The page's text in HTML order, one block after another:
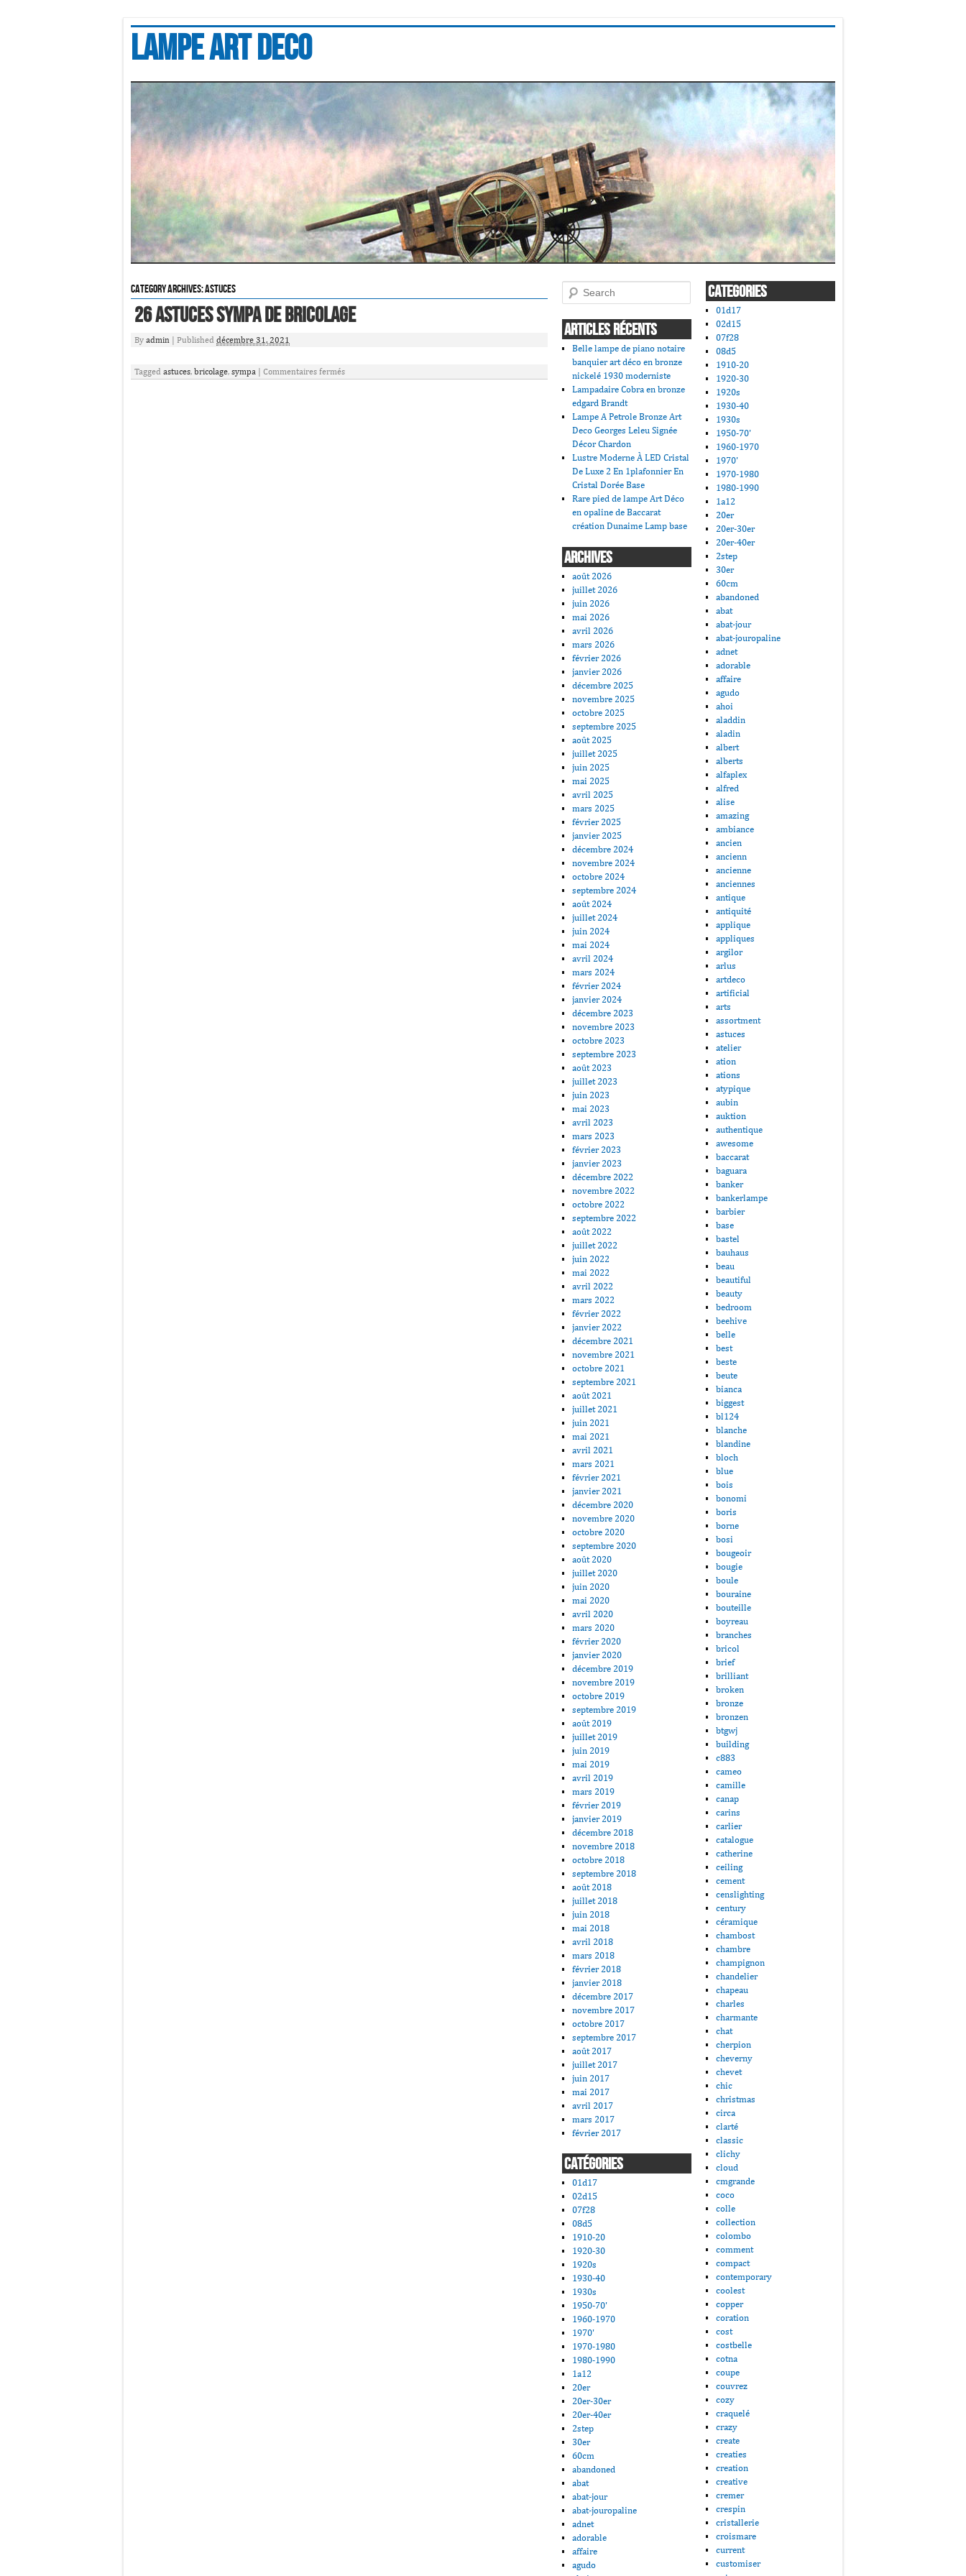
Lampe art deco
Category Archives:astuces
26 Astuces Sympa De Bricolage
By admin Published décembre 31, 2021
Tagged astuces, bricolage, sympa Commentaires fermés
Search
ARTICLES RÉCENTS
Belle lampe de piano notaire
banquier art déco en bronze
nickelé 1930 moderniste
Lampadaire Cobra en bronze
edgard Brandt
Lampe A Petrole Bronze Art
Deco Georges Leleu Signée
Décor Chardon
Lustre Moderne À LED Cristal
De Luxe 2 En 1plafonnier En
Cristal Dorée Base
Rare pied de lampe Art Déco
en opaline de Baccarat
création Dunaime Lamp base
ARCHIVES
août 2026
juillet 2026
juin 2026
mai 2026
avril 2026
mars 2026
février 2026
janvier 2026
décembre 2025
novembre 2025
octobre 2025
septembre 2025
août 2025
juillet 2025
juin 2025
mai 2025
avril 2025
mars 2025
février 2025
janvier 2025
décembre 2024
novembre 2024
octobre 2024
septembre 2024
août 2024
juillet 2024
juin 2024
mai 2024
avril 2024
mars 2024
février 2024
janvier 2024
décembre 2023
novembre 2023
octobre 2023
septembre 2023
août 2023
juillet 2023
juin 2023
mai 2023
avril 2023
mars 2023
février 2023
janvier 2023
décembre 2022
novembre 2022
octobre 2022
septembre 2022
août 2022
juillet 2022
juin 2022
mai 2022
avril 2022
mars 2022
février 2022
janvier 2022
décembre 2021
novembre 2021
octobre 2021
septembre 2021
août 2021
juillet 2021
juin 2021
mai 2021
avril 2021
mars 2021
février 2021
janvier 2021
décembre 2020
novembre 2020
octobre 2020
septembre 2020
août 2020
juillet 2020
juin 2020
mai 2020
avril 2020
mars 2020
février 2020
janvier 2020
décembre 2019
novembre 2019
octobre 2019
septembre 2019
août 2019
juillet 2019
juin 2019
mai 2019
avril 2019
mars 2019
février 2019
janvier 2019
décembre 2018
novembre 2018
octobre 2018
septembre 2018
août 2018
juillet 2018
juin 2018
mai 2018
avril 2018
mars 2018
février 2018
janvier 2018
décembre 2017
novembre 2017
octobre 2017
septembre 2017
août 2017
juillet 2017
juin 2017
mai 2017
avril 2017
mars 2017
février 2017
CATÉGORIES
01d17
02d15
07f28
08d5
1910-20
1920-30
1920s
1930-40
1930s
1950-70'
1960-1970
1970'
1970-1980
1980-1990
1a12
20er
20er-30er
20er-40er
2step
30er
60cm
abandoned
abat
abat-jour
abat-jouropaline
adnet
adorable
affaire
agudo
CATEGORIES
01d17
02d15
07f28
08d5
1910-20
1920-30
1920s
1930-40
1930s
1950-70'
1960-1970
1970'
1970-1980
1980-1990
1a12
20er
20er-30er
20er-40er
2step
30er
60cm
abandoned
abat
abat-jour
abat-jouropaline
adnet
adorable
affaire
agudo
ahoi
aladdin
aladin
albert
alberts
alfaplex
alfred
alise
amazing
ambiance
ancien
ancienn
ancienne
anciennes
antique
antiquité
applique
appliques
argilor
arlus
artdeco
artificial
arts
assortment
astuces
atelier
ation
ations
atypique
aubin
auktion
authentique
awesome
baccarat
baguara
banker
bankerlampe
barbier
base
bastel
bauhaus
beau
beautiful
beauty
bedroom
beehive
belle
best
beste
beute
bianca
biggest
bl124
blanche
blandine
bloch
blue
bois
bonomi
boris
borne
bosi
bougeoir
bougie
boule
bouraine
bouteille
boyreau
branches
bricol
brief
brilliant
broken
bronze
bronzen
btgwj
building
c883
cameo
camille
canap
carins
carlier
catalogue
catherine
ceiling
cement
censlighting
century
céramique
chambost
chambre
champignon
chandelier
chapeau
charles
charmante
chat
cherpion
cheverny
chevet
chic
christmas
circa
clarté
classic
clichy
cloud
cmgrande
coco
colle
collection
colombo
comment
compact
contemporary
coolest
copper
coration
cost
costbelle
cotna
coupe
couvrez
cozy
craquelé
crazy
create
creaties
creation
creative
cremer
crespin
cristallerie
croismare
current
customiser